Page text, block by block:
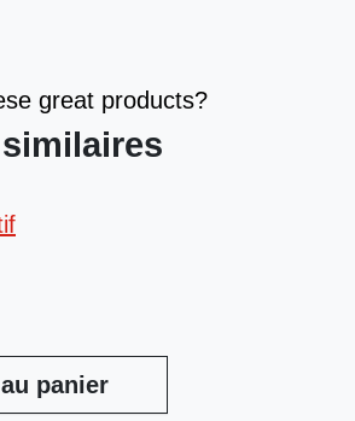
great products?
panier